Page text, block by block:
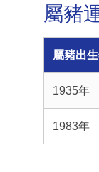
屬豬
屬豬出
1935年
1983年